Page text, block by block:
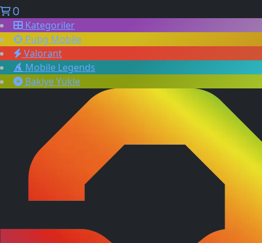
0
Kategoriler
Pubg Mobile
Valorant
Mobile Legends
Bakiye Yükle